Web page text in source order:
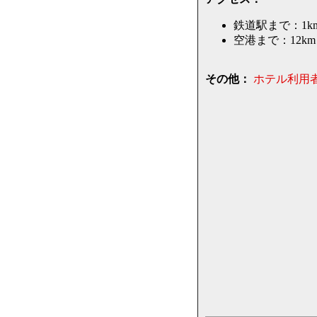
鉄道駅まで：
空港まで：12km
その他： ホテル利用